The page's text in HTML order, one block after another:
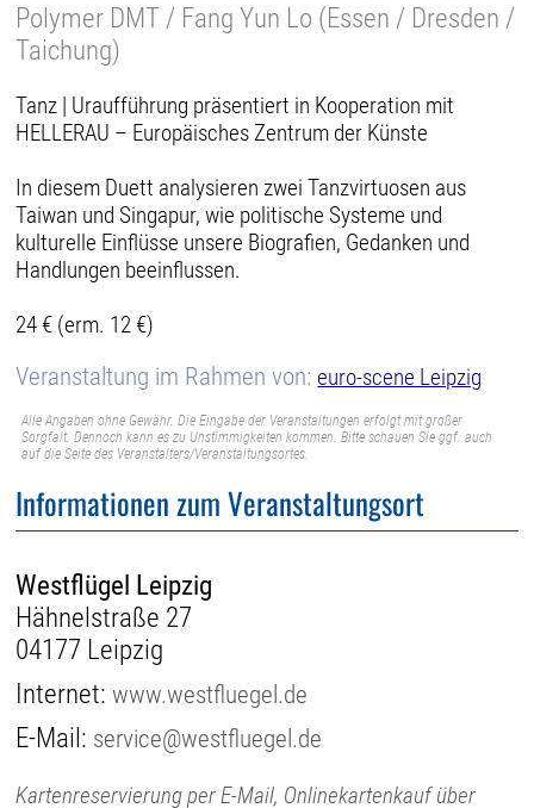
Polymer DMT / Fang Yun Lo (Essen / Dresden /
Taichung)
Tanz | Uraufführung präsentiert in Kooperation mit
HELLERAU – Europäisches Zentrum der Künste
In diesem Duett analysieren zwei Tanzvirtuosen aus
Taiwan und Singapur, wie politische Systeme und
kulturelle Einflüsse unsere Biografien, Gedanken und
Handlungen beeinflussen.
24 € (erm. 12 €)
Veranstaltung im Rahmen von:euro-scene Leipzig
Alle Angaben ohne Gewähr. Die Eingabe der Veranstaltungen erfolgt mit großer
Sorgfalt. Dennoch kann es zu Unstimmigkeiten kommen. Bitte schauen Sie ggf. auch
auf die Seite des Veranstalters/Veranstaltungsortes.
Informationen zum Veranstaltungsort
Westflügel Leipzig
Hähnelstraße 27
04177 Leipzig
Internet:www.westfluegel.de
E-Mail: service@westfluegel.de
Kartenreservierung per E-Mail, Onlinekartenkauf über